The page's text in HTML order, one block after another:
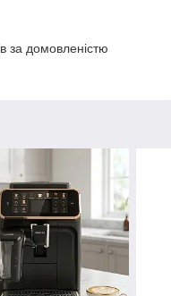
за домовленістю